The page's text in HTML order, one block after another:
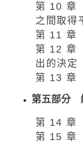
第 10 章
之間取得
第 11 章
第 12 章
出的決定
第 13 章
第五部分
第 14 章
第 15 章